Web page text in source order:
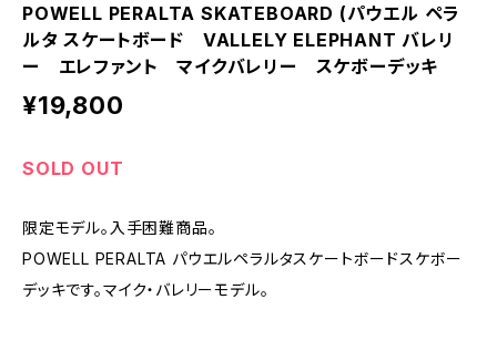
POWELL PERALTA SKATEBOARD (パウエル ペラ
ルタ スケートボード VALLELY ELEPHANT バレリ
ー エレファント マイクバレリー スケボーデッキ
¥19,800
SOLD OUT
限定モデル。入手困難商品。
POWELL PERALTA パウエルペラルタスケートボードスケボー
デッキです。マイク・バレリーモデル。